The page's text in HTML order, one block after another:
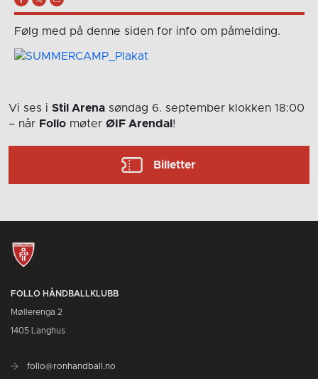
Følg med på denne siden for info om påmelding.
Vi ses i Stil Arena søndag 6. september klokken 18:00
– når Follo møter ØIF Arendal !
Billetter
FOLLO HÅNDBALLKLUBB
Møllerenga 2
1405 Langhus
follo@ronhandball.no